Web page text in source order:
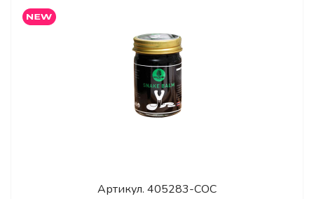
Артикул. 405283-COC